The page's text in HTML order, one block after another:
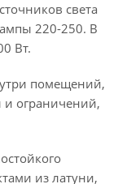
света
220-250. В
Вт.
помещений,
ограничений,
из латуни,